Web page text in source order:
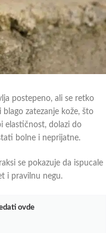
postepeno, ali se retko
zatezanje kože, što
elastičnost, dolazi do
bolne i neprijatne.
se pokazuje da ispucale
i pravilnu negu.
ovde